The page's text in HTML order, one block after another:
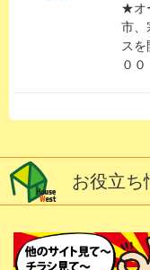
★オ
市、
ス
０
お役立ち